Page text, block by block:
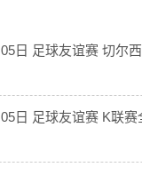
日 足球友谊赛 切尔
日 足球友谊赛 K联